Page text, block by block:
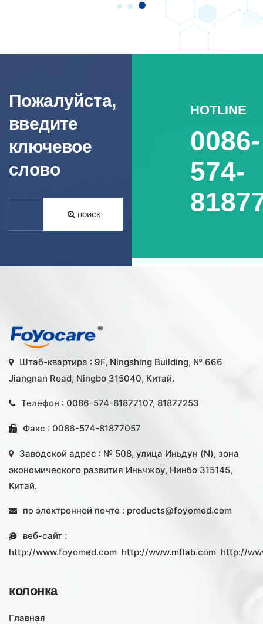
Пожалуйста,
введите
ключевое
слово
поиск
HOTLINE
0086-
574-
Штаб-квартира : 9F, Ningshing Building, № 666
Jiangnan Road, Ningbo 315040, Китай.
Телефон : 0086-574-81877107, 81877253
Факс : 0086-574-81877057
Заводской адрес : № 508, улица Иньдун (N), зона
экономического развития Иньчжоу, Нинбо 315145,
Китай.
по электронной почте : products@foyomed.com
веб-сайт :
http://www.foyomed.com http://www.mflab.com http://
колонка
Главная